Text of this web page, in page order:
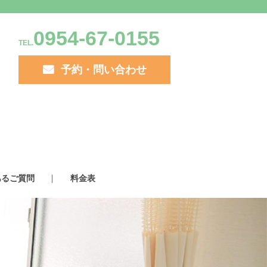
TEL.0954-67-0155
予約・問い合わせ
ご質問 料金表